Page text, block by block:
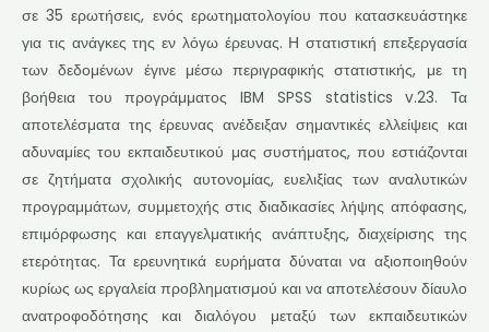
σε 35 ερωτήσεις, ενός ερωτηματολογίου που κατασκευάστηκε
για τις ανάγκες της εν λόγω έρευνας. Η στατιστική επεξεργασία
των δεδομένων έγινε μέσω περιγραφικής στατιστικής, με τη
βοήθεια του προγράμματος IBM SPSS statistics v.23. Τα
αποτελέσματα της έρευνας ανέδειξαν σημαντικές ελλείψεις και
αδυναμίες του εκπαιδευτικού μας συστήματος, που εστιάζονται
σε ζητήματα σχολικής αυτονομίας, ευελιξίας των αναλυτικών
προγραμμάτων, συμμετοχής στις διαδικασίες λήψης απόφασης,
επιμόρφωσης και επαγγελματικής ανάπτυξης, διαχείρισης της
ετερότητας. Τα ερευνητικά ευρήματα δύναται να αξιοποιηθούν
κυρίως ως εργαλεία προβληματισμού και να αποτελέσουν δίαυλο
ανατροφοδότησης και διαλόγου μεταξύ των εκπαιδευτικών